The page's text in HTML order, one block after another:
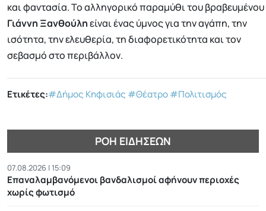
και φαντασία. Το αλληγορικό παραμύθι του βραβευμένου
Γιάννη Ξανθούληείναι ένας ύμνος για την αγάπη, την
ισότητα, την ελευθερία, τη διαφορετικότητα και τον
σεβασμό στο περιβάλλον.
Ετικέτες:#Δήμος Κηφισιάς #Θέατρο#Πολιτισμός
ΡΟΉ ΕΙΔΉΣΕΩΝ
07.08.2026 | 15:09
Επαναλαμβανόμενοι βανδαλισμοί αφήνουν περιοχές
χωρίς φωτισμό